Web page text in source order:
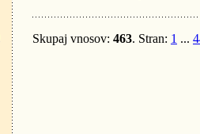
Skupaj vnosov: 463. Stran: 1 ...